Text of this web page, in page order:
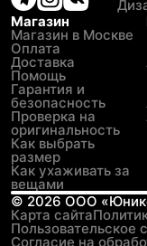
Магазин
Магазин в Москве
Оплата
Доставка
Помощь
Гарантия и
безопасность
Проверка на
оригинальность
Как выбрать
размер
Как ухаживать за
вещами
© 2026 ООО
Карта сайта
Пользовательское
Согласие на